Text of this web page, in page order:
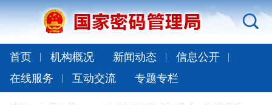
首页 机构概况 新闻动态
信息公开
在线服务
互动交流 专题专栏